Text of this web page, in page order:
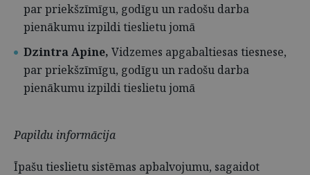
par priekšzīmīgu, godīgu un radošu darba
pienākumu izpildi tieslietu jomā
Dzintra Apine, Vidzemes apgabaltiesas tiesnese,
par priekšzīmīgu, godīgu un radošu darba
pienākumu izpildi tieslietu jomā
Papildu informācija
Īpašu tieslietu sistēmas apbalvojumu, sagaidot